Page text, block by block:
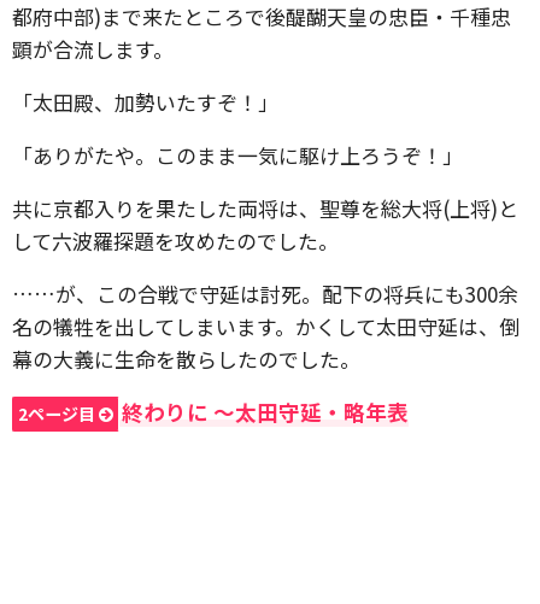
都府中部)まで来たところで後醍醐天皇の忠臣・千種忠
顕が合流します。
「太田殿、加勢いたすぞ！」
「ありがたや。このまま一気に駆け上ろうぞ！」
共に京都入りを果たした両将は、聖尊を総大将(上将)と
して六波羅探題を攻めたのでした。
……が、この合戦で守延は討死。配下の将兵にも300余
名の犠牲を出してしまいます。かくして太田守延は、倒
幕の大義に生命を散らしたのでした。
2ページ目 終わりに 〜太田守延・略年表